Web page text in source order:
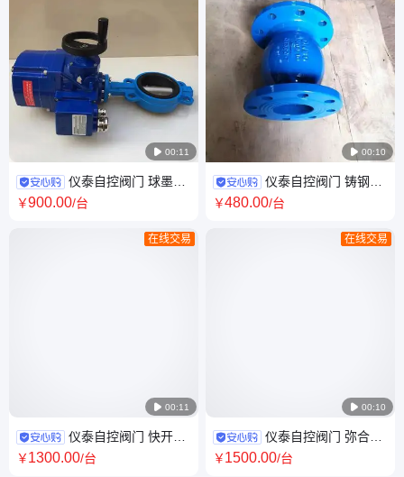
 00:11
仪泰自控阀门 球墨铸
铁材质 对夹式 电动软密封蝶阀
￥900.00/台
 00:11
在线交易
仪泰自控阀门 快开式
铸钢材质 手动排泥阀 SD44X
￥1300.00/台
 00:10
仪泰自控阀门 铸钢材
质 法兰 无磨损球形止回阀
￥480.00/台
 00:10
在线交易
仪泰自控阀门 弥合型
铸钢材质 防水锤空气阀
￥1500.00/台